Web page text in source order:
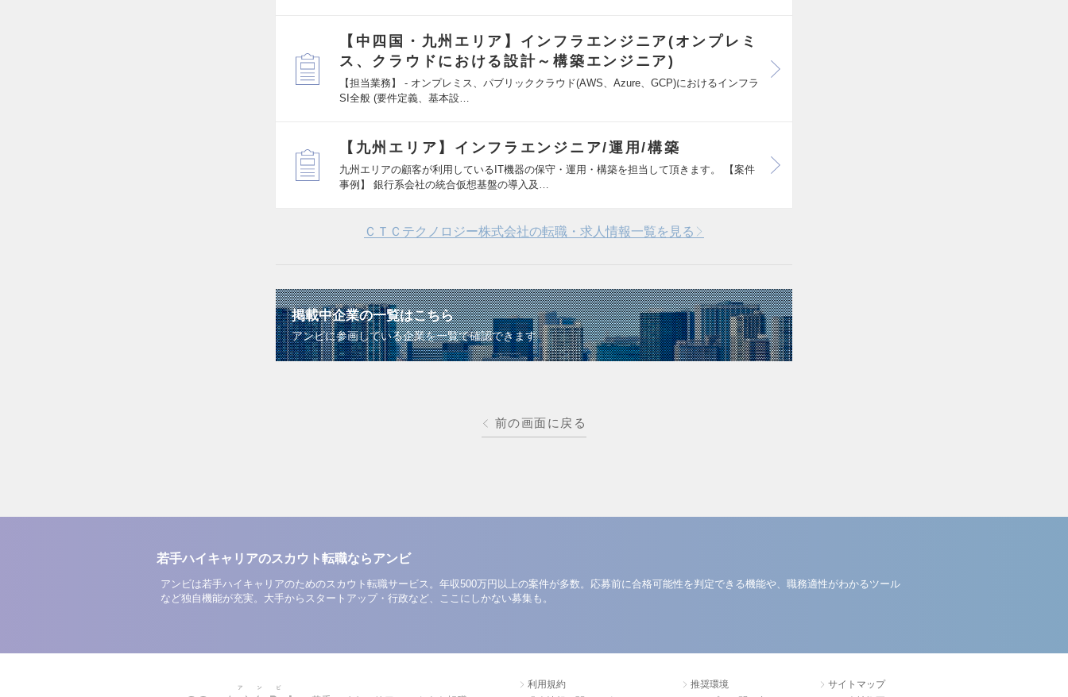
【中四国・九州エリア】インフラエンジニア(オンプレミ
ス、クラウドにおける設計～構築エンジニア)
【担当業務】 - オンプレミス、パブリッククラウド(AWS、Azure、GCP)におけるインフラ
SI全般 (要件定義、基本設…
【九州エリア】インフラエンジニア/運用/構築
九州エリアの顧客が利用しているIT機器の保守・運用・構築を担当して頂きます。 【案件
事例】 銀行系会社の統合仮想基盤の導入及…
ＣＴＣテクノロジー株式会社の転職・求人情報一覧を見る
掲載中企業の一覧はこちら
アンビに参画している企業を一覧で確認できます
前の画面に戻る
若手ハイキャリアのスカウト転職ならアンビ
アンビは若手ハイキャリアのためのスカウト転職サービス。年収500万円以上の案件が多数。応募前に合格可能性を判定できる機能や、職務適性がわかるツール
など独自機能が充実。大手からスタートアップ・行政など、ここにしかない募集も。
利用規約
推奨環境
サイトマップ